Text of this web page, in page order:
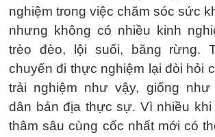
nghiệm trong việc chăm sóc sức
nhưng không có nhiều kinh
trèo đèo, lội suối, băng rừng.
chuyến đi thực nghiệm lại đòi hỏi
trải nghiệm như vậy, giống
dân bản địa thực sự. Vì nhiều
thâm sâu cùng cốc nhất mới có